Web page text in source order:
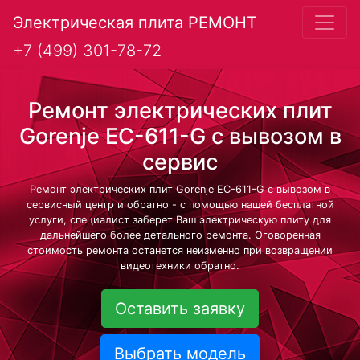
Электрическая плита РЕМОНТ
+7 (499) 301-78-72
Ремонт электрических плит
Gorenje EC-611-G с вывозом в
сервис
Ремонт электрических плит Gorenje EC-611-G с вывозом в
сервисный центр и обратно - с помощью нашей бесплатной
услуги, специалист заберет Ваш электрическую плиту для
дальнейшего более детального ремонта. Оговоренная
стоимость ремонта останется неизменно при возвращении
видеотехники обратно.
Оставить заявку
Выбрать модель